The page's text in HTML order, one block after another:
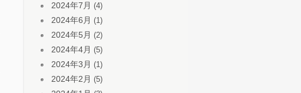
2024年7月 (4)
2024年6月 (1)
2024年5月 (2)
2024年4月 (5)
2024年3月 (1)
2024年2月 (5)